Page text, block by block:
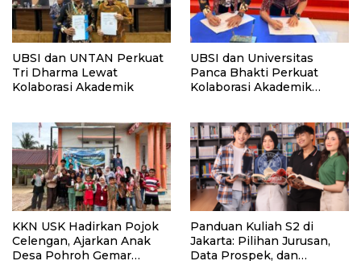
UBSI dan UNTAN Perkuat
Tri Dharma Lewat
Kolaborasi Akademik
UBSI dan Universitas
Panca Bhakti Perkuat
Kolaborasi Akademik
KKN USK Hadirkan Pojok
Celengan, Ajarkan Anak
Desa Pohroh Gemar
Panduan Kuliah S2 di
Jakarta: Pilihan Jurusan,
Data Prospek, dan